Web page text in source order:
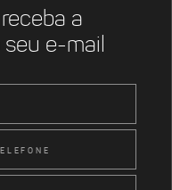
a
e-mail